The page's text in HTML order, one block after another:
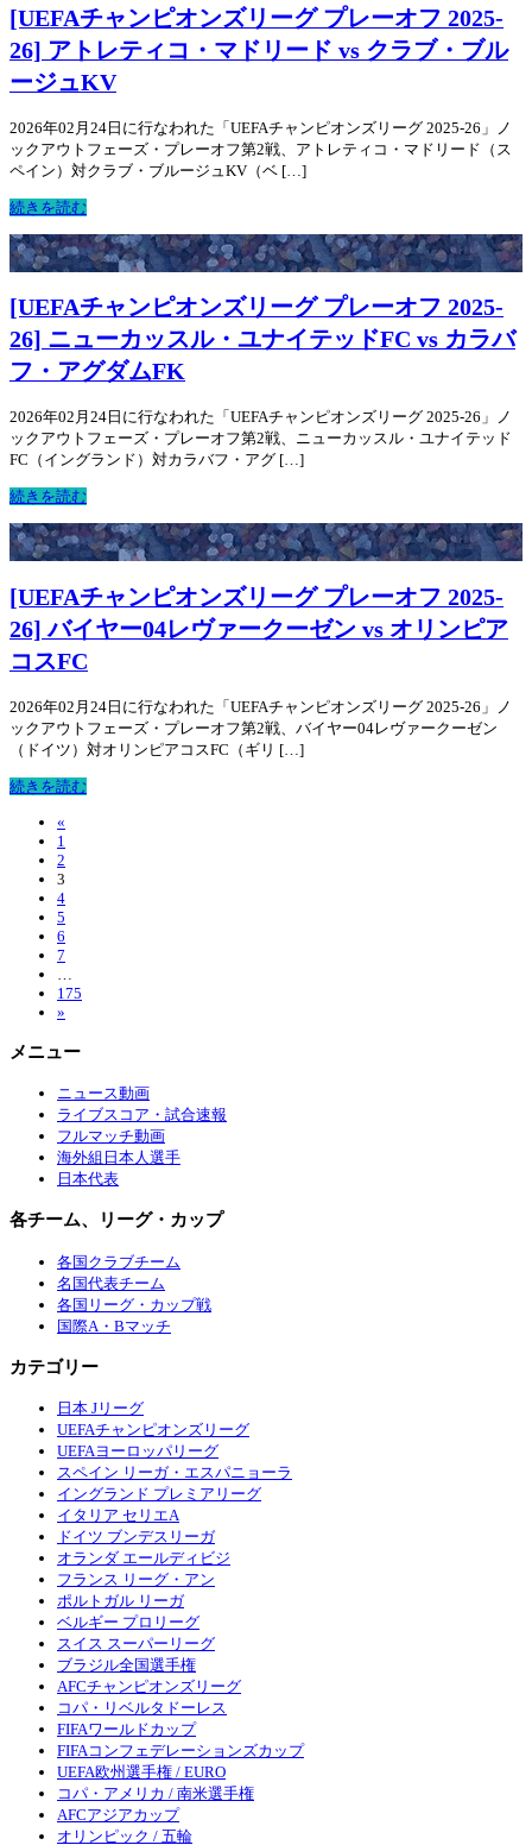
[UEFAチャンピオンズリーグ プレーオフ 2025-
26] アトレティコ・マドリード vs クラブ・ブル
ージュKV
2026年02月24日に行なわれた「UEFAチャンピオンズリーグ 2025-26」ノ
ックアウトフェーズ・プレーオフ第2戦、アトレティコ・マドリード（ス
ペイン）対クラブ・ブルージュKV（ベ […]
続きを読む
[UEFAチャンピオンズリーグ プレーオフ 2025-
26] ニューカッスル・ユナイテッドFC vs カラバ
フ・アグダムFK
2026年02月24日に行なわれた「UEFAチャンピオンズリーグ 2025-26」ノ
ックアウトフェーズ・プレーオフ第2戦、ニューカッスル・ユナイテッド
FC（イングランド）対カラバフ・アグ […]
続きを読む
[UEFAチャンピオンズリーグ プレーオフ 2025-
26] バイヤー04レヴァークーゼン vs オリンピア
コスFC
2026年02月24日に行なわれた「UEFAチャンピオンズリーグ 2025-26」ノ
ックアウトフェーズ・プレーオフ第2戦、バイヤー04レヴァークーゼン
（ドイツ）対オリンピアコスFC（ギリ […]
続きを読む
«
1
2
3
4
5
6
7
175
»
メニュー
ニュース動画
ライブスコア・試合速報
フルマッチ動画
海外組日本人選手
日本代表
各チーム、リーグ・カップ
各国クラブチーム
名国代表チーム
各国リーグ・カップ戦
国際A・Bマッチ
カテゴリー
日本 Jリーグ
UEFAチャンピオンズリーグ
UEFAヨーロッパリーグ
スペイン リーガ・エスパニョーラ
イングランド プレミアリーグ
イタリア セリエA
ドイツ ブンデスリーガ
オランダ エールディビジ
フランス リーグ・アン
ポルトガル リーガ
ベルギー プロリーグ
スイス スーパーリーグ
ブラジル全国選手権
AFCチャンピオンズリーグ
コパ・リベルタドーレス
FIFAワールドカップ
FIFAコンフェデレーションズカップ
UEFA欧州選手権 / EURO
コパ・アメリカ / 南米選手権
AFCアジアカップ
オリンピック / 五輪